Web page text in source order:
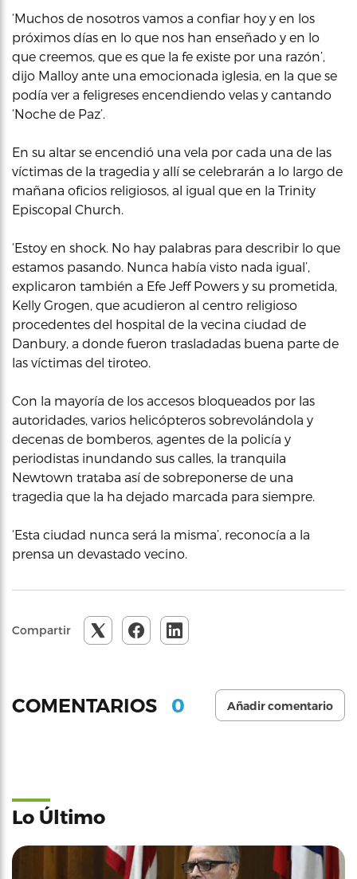
‘Muchos de nosotros vamos a confiar hoy y en los
próximos días en lo que nos han enseñado y en lo
que creemos, que es que la fe existe por una razón’,
dijo Malloy ante una emocionada iglesia, en la que se
podía ver a feligreses encendiendo velas y cantando
‘Noche de Paz’.
En su altar se encendió una vela por cada una de las
víctimas de la tragedia y allí se celebrarán a lo largo de
mañana oficios religiosos, al igual que en la Trinity
Episcopal Church.
‘Estoy en shock. No hay palabras para describir lo que
estamos pasando. Nunca había visto nada igual’,
explicaron también a Efe Jeff Powers y su prometida,
Kelly Grogen, que acudieron al centro religioso
procedentes del hospital de la vecina ciudad de
Danbury, a donde fueron trasladadas buena parte de
las víctimas del tiroteo.
Con la mayoría de los accesos bloqueados por las
autoridades, varios helicópteros sobrevolándola y
decenas de bomberos, agentes de la policía y
periodistas inundando sus calles, la tranquila
Newtown trataba así de sobreponerse de una
tragedia que la ha dejado marcada para siempre.
‘Esta ciudad nunca será la misma’, reconocía a la
prensa un devastado vecino.
Compartir
COMENTARIOS 0 Añadir comentario
Lo Último